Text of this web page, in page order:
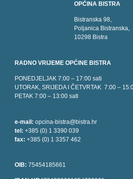
OPĆINA BISTRA
Bistranska 98,
Poljanica Bistranska,
10298 Bistra
RADNO VRIJEME OPĆINE BISTRA
PONEDJELJAK 7:00 – 17:00 sati
UTORAK, SRIJEDA I ČETVRTAK 7:00 –
PETAK 7:00 – 13:00 sati
e-mail: opcina-bistra@bistra.hr
tel: +385 (0) 1 3390 039
fax: +385 (0) 1 3357 462
OIB: 75454185661